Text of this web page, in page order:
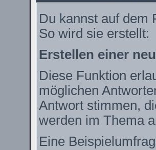
Du kannst auf dem
So wird sie erstellt:
Erstellen einer
Diese Funktion
möglichen
Antwort stimmen,
werden im Thema
Eine